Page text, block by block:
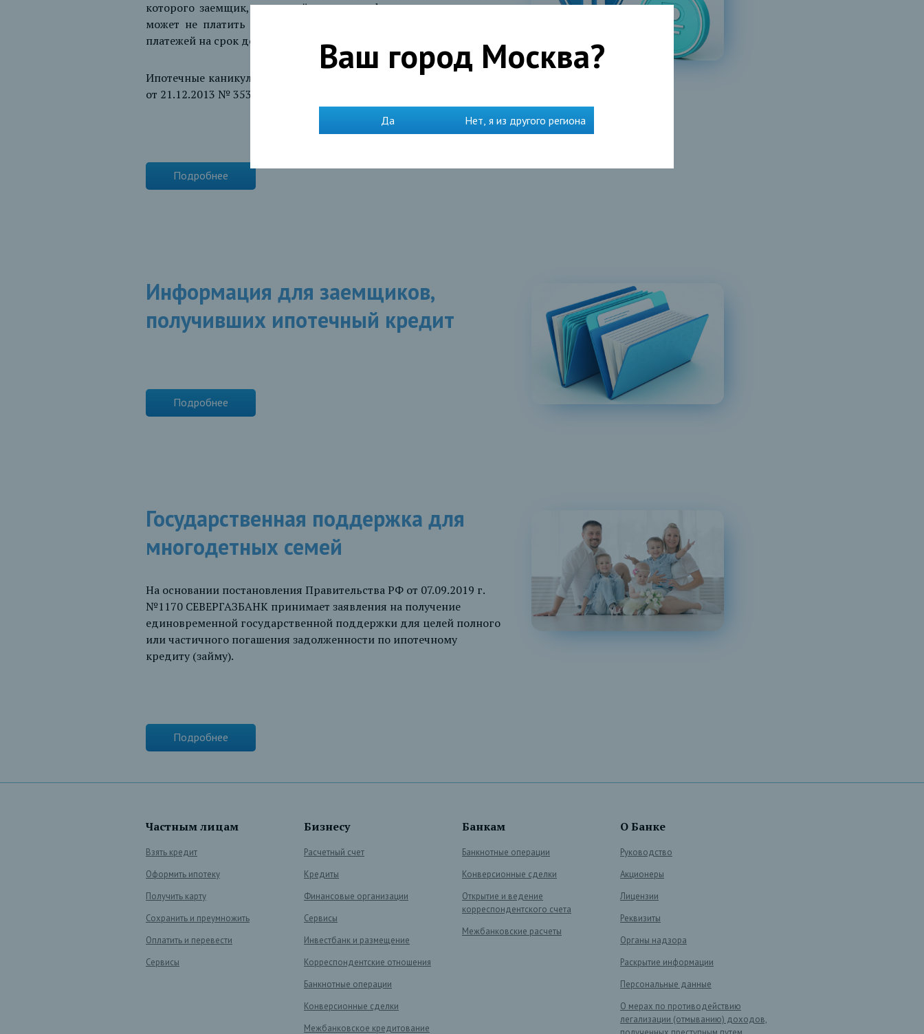
которого заемщик, попавший в трудное финансовое положение,
может не платить по кредиту или снизить сумму ежемесячных
платежей на срок до 6 месяцев.
Ипотечные каникулы регулируются ст. 6.1-1 Федерального закона
от 21.12.2013 № 353-ФЗ «О потребительском кредите (займе)».
Подробнее
Информация для заемщиков,
получивших ипотечный кредит
Подробнее
Государственная поддержка для
многодетных семей
На основании постановления Правительства РФ от 07.09.2019 г.
№1170 СЕВЕРГАЗБАНК принимает заявления на получение
единовременной государственной поддержки для целей полного
или частичного погашения задолженности по ипотечному
кредиту (займу).
Подробнее
Частным лицам
Взять кредит
Оформить ипотеку
Получить карту
Сохранить и преумножить
Оплатить и перевести
Сервисы
Бизнесу
Расчетный счет
Кредиты
Финансовые организации
Сервисы
Инвестбанк и размещение
Корреспондентские отношения
Банкнотные операции
Конверсионные сделки
Межбанковское кредитование
Банкам
Банкнотные операции
Конверсионные сделки
Открытие и ведение
корреспондентского счета
Межбанковские расчеты
О Банке
Руководство
Акционеры
Лицензии
Реквизиты
Органы надзора
Раскрытие информации
Персональные данные
О мерах по противодействию
легализации (отмыванию) доходов,
Ваш город Москва?
Да Нет, я из другого региона